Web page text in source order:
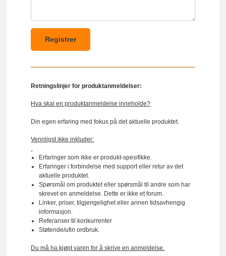
Retningslinjer for produktanmeldelser:
Hva skal en produktanmeldelse inneholde?
Din egen erfaring med fokus på det aktuelle produktet.
Vennligst ikke inkluder:
Erfaringer som ikke er produkt-spesifikke.
Erfaringer i forbindelse med support eller retur av det
aktuelle produktet.
Spørsmål om produktet eller spørsmål til andre som har
skrevet en anmeldelse. Dette er ikke et forum.
Linker, priser, tilgjengelighet eller annen tidsavhengig
informasjon.
Referanser til konkurrenter
Støtende/ufin ordbruk.
Du må ha kjøpt varen for å skrive en anmeldelse.